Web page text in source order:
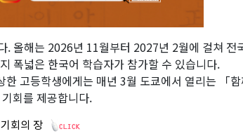
. 올해는 2026년 11월부터 2027년 2월에 걸쳐 전
폭넓은 한국어 학습자가 참가할 수 있습니다.
고등학생에게는 매년 3월 도쿄에서 열리는 「함
회를 제공합니다.
회의 장